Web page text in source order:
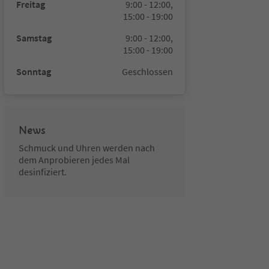
Freitag
9:00 - 12:00,
15:00 - 19:00
Samstag
9:00 - 12:00,
15:00 - 19:00
Sonntag
Geschlossen
News
Schmuck und Uhren werden nach
dem Anprobieren jedes Mal
desinfiziert.